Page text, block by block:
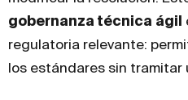
gobernanza técnica ágil
regulatoria relevante:
los estándares sin tramitar